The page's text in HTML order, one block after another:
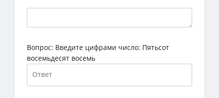
Вопрос: Введите цифрами число: Пятьсот
восемьдесят восемь